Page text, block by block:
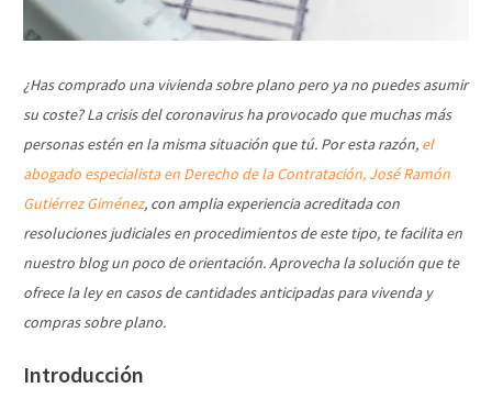
¿Has comprado una vivienda sobre plano pero ya no puedes asumir
su coste? La crisis del coronavirus ha provocado que muchas más
personas estén en la misma situación que tú. Por esta razón, el
abogado especialista en Derecho de la Contratación, José Ramón
Gutiérrez Giménez, con amplia experiencia acreditada con
resoluciones judiciales en procedimientos de este tipo, te facilita en
nuestro blog un poco de orientación. Aprovecha la solución que te
ofrece la ley en casos de cantidades anticipadas para vivenda y
compras sobre plano.
Introducción